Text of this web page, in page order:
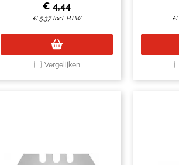
€ 4,44
€ 5,37 Incl. BTW
Vergelijken
€